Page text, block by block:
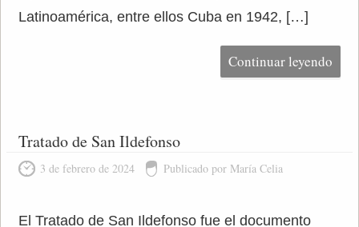
Latinoamérica, entre ellos Cuba en 1942, […]
Continuar leyendo
Tratado de San Ildefonso
3 de febrero de 2024 Publicado por María Celia
El Tratado de San Ildefonso fue el documento